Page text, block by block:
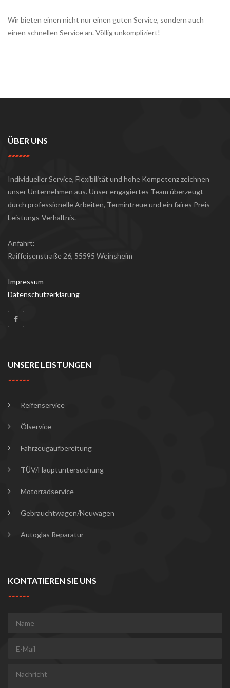
Wir bieten einen nicht nur einen guten Service, sondern auch
einen schnellen Service an. Völlig unkompliziert!
ÜBER UNS
Individueller Service, Flexibilität und hohe Kompetenz zeichnen
unser Unternehmen aus. Unser engagiertes Team überzeugt
durch professionelle Arbeiten, Termintreue und ein faires Preis-
Leistungs-Verhältnis.
Anfahrt:
Raiffeisenstraße 26, 55595 Weinsheim
Impressum
Datenschutzerklärung
UNSERE LEISTUNGEN
Reifenservice
Ölservice
Fahrzeugaufbereitung
TÜV/Hauptuntersuchung
Motorradservice
Gebrauchtwagen/Neuwagen
Autoglas Reparatur
KONTATIEREN SIE UNS